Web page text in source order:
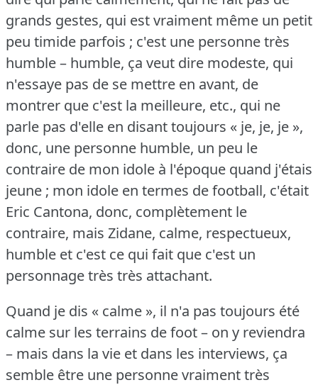
grands gestes, qui est vraiment même un petit
peu timide parfois ; c'est une personne très
humble – humble, ça veut dire modeste, qui
n'essaye pas de se mettre en avant, de
montrer que c'est la meilleure, etc., qui ne
parle pas d'elle en disant toujours « je, je, je »,
donc, une personne humble, un peu le
contraire de mon idole à l'époque quand j'étais
jeune ; mon idole en termes de football, c'était
Eric Cantona, donc, complètement le
contraire, mais Zidane, calme, respectueux,
humble et c'est ce qui fait que c'est un
personnage très très attachant.
Quand je dis « calme », il n'a pas toujours été
calme sur les terrains de foot – on y reviendra
– mais dans la vie et dans les interviews, ça
semble être une personne vraiment très